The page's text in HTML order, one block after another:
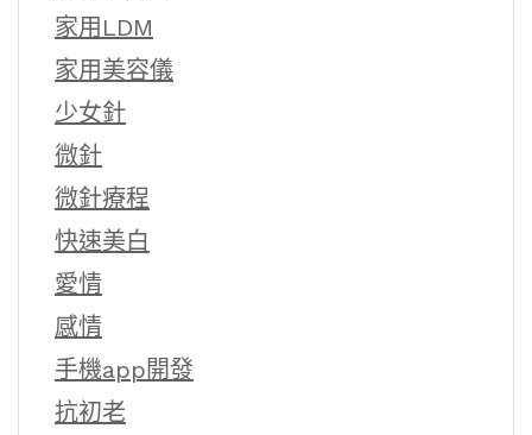
家用LDM
家用美容儀
少女針
微針
微針療程
快速美白
愛情
感情
手機app開發
抗初老